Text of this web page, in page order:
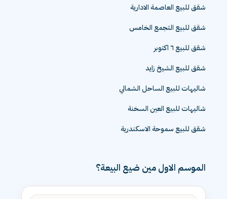
شقق للبيع العاصمة الادارية
شقق للبيع التجمع الخامس
شقق للبيع ٦ اكتوبر
شقق للبيع الشيخ زايد
شاليهات للبيع الساحل الشمالي
شاليهات للبيع العين السخنة
شقق للبيع سموحة الاسكندرية
الموسم الاول مين ضيع البيعة؟